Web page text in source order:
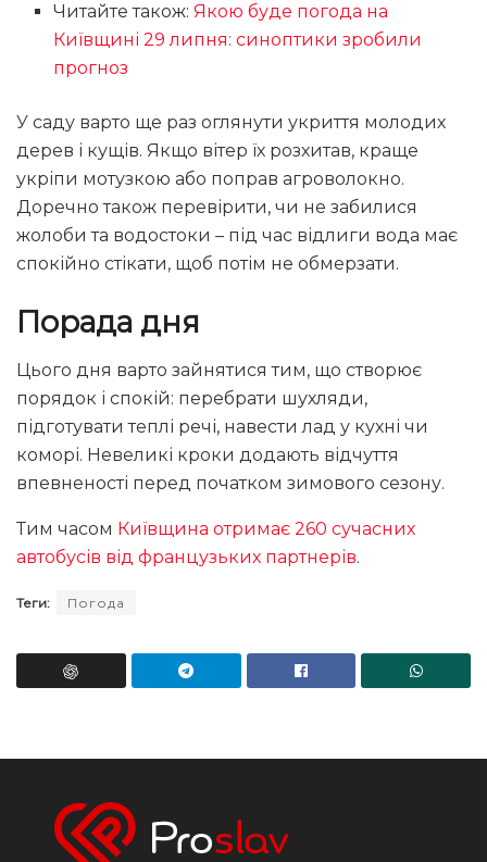
Читайте також:Якою буде погода на
Київщині 29 липня: синоптики зробили
прогноз
У саду варто ще раз оглянути укриття молодих
дерев і кущів. Якщо вітер їх розхитав, краще
укріпи мотузкою або поправ агроволокно.
Доречно також перевірити, чи не забилися
жолоби та водостоки – під час відлиги вода має
спокійно стікати, щоб потім не обмерзати.
Порада дня
Цього дня варто зайнятися тим, що створює
порядок і спокій: перебрати шухляди,
підготувати теплі речі, навести лад у кухні чи
коморі. Невеликі кроки додають відчуття
впевненості перед початком зимового сезону.
Тим часом Київщина отримає 260 сучасних
автобусів від французьких партнерів.
Теги: Погода